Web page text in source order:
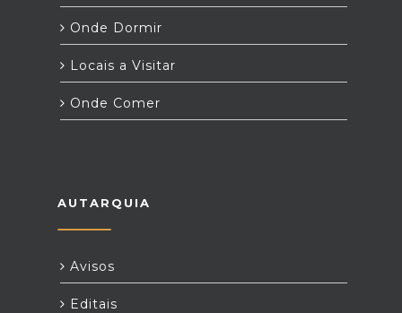
Onde Dormir
Locais a Visitar
Onde Comer
AUTARQUIA
Avisos
Editais